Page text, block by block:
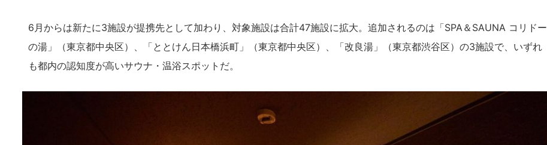
6月からは新たに3施設が提携先として加わり、対象施設は合計47施設に拡大。追加されるのは「SPA＆SAUNA コリドー
の湯」（東京都中央区）、「ととけん日本橋浜町」（東京都中央区）、「改良湯」（東京都渋谷区）の3施設で、いずれ
も都内の認知度が高いサウナ・温浴スポットだ。